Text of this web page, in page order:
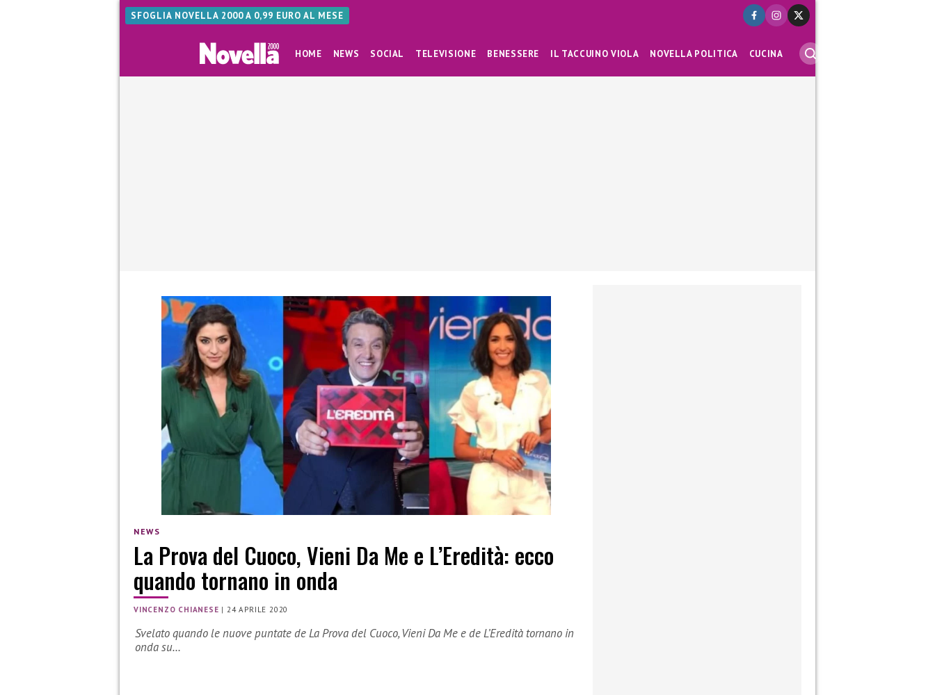
SFOGLIA NOVELLA 2000 A 0,99 EURO AL MESE
HOME NEWS SOCIAL TELEVISIONE BENESSERE IL TACCUINO VIOLA NOVELLA POLITICA CUCINA
NEWS
La Prova del Cuoco, Vieni Da Me e L’Eredità: ecco
quando tornano in onda
VINCENZO CHIANESE |24 APRILE 2020
Svelato quando le nuove puntate de La Prova del Cuoco, Vieni Da Me e de L’Eredità tornano in
onda su…